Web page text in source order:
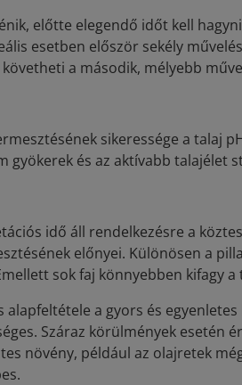
előtte elegendő időt kell
esetben először sekély
a második, mélyebb
sikeressége a talaj
gyökerek és az aktívabb talajélet
idő áll rendelkezésre a
előnyei. Különösen a
sok faj könnyebben kifagy
a gyors és
Száraz körülmények esetén
növény, például az olajretek